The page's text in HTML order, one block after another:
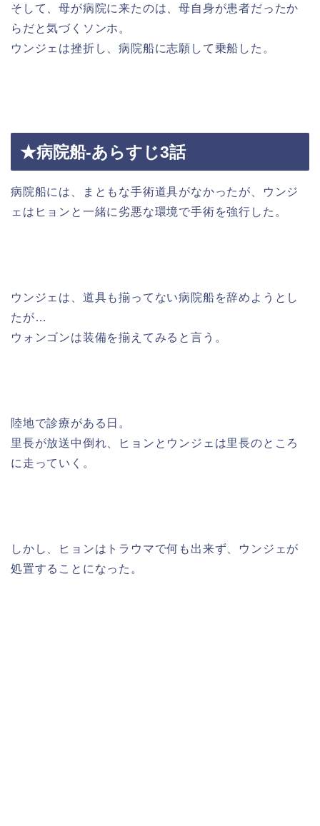
そして、母が病院に来たのは、母自身が患者だったか
らだと気づくソンホ。
ウンジェは挫折し、病院船に志願して乗船した。
★病院船-あらすじ3話
病院船には、まともな手術道具がなかったが、ウンジ
ェはヒョンと一緒に劣悪な環境で手術を強行した。
ウンジェは、道具も揃ってない病院船を辞めようとし
たが…
ウォンゴンは装備を揃えてみると言う。
陸地で診療がある日。
里長が放送中倒れ、ヒョンとウンジェは里長のところ
に走っていく。
しかし、ヒョンはトラウマで何も出来ず、ウンジェが
処置することになった。